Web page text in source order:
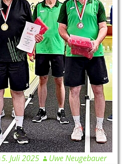
5. Juli 2025 Uwe Neugebauer